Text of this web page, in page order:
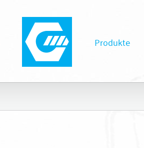
Produkte